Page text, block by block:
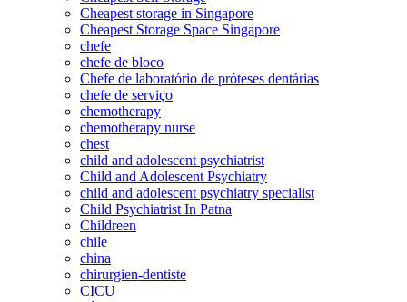
Cheapest storage in Singapore
Cheapest Storage Space Singapore
chefe
chefe de bloco
Chefe de laboratório de próteses dentárias
chefe de serviço
chemotherapy
chemotherapy nurse
chest
child and adolescent psychiatrist
Child and Adolescent Psychiatry
child and adolescent psychiatry specialist
Child Psychiatrist In Patna
Childreen
chile
china
chirurgien-dentiste
CICU